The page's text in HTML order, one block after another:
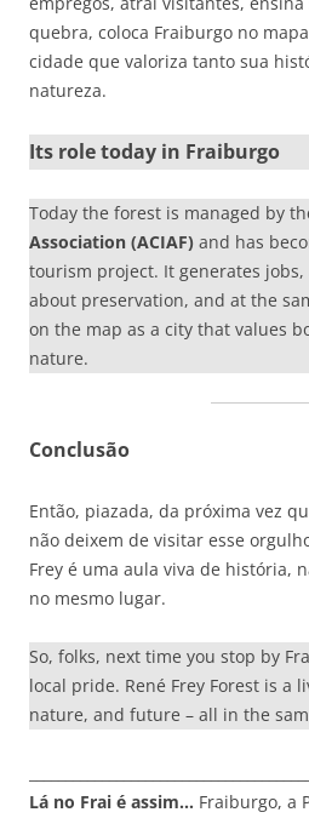
quebra, coloca Fraiburgo no
cidade que valoriza tanto sua
natureza.
Its role today in Fraiburgo
Today the forest is managed by
Association (ACIAF) and has
tourism project. It generates
about preservation, and at the
on the map as a city that values
nature.
Conclusão
Então, piazada, da próxima vez
não deixem de visitar esse
Frey é uma aula viva de história,
no mesmo lugar.
So, folks, next time you stop by
local pride. René Frey Forest is a
nature, and future – all in the
Lá no Frai é assim… Fraiburgo, a